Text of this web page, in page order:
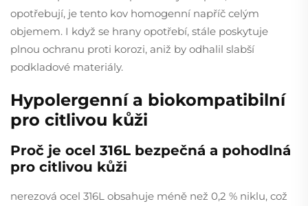
opotřebují, je tento kov homogenní napříč celým
objemem. I když se hrany opotřebí, stále poskytuje
plnou ochranu proti korozi, aniž by odhalil slabší
podkladové materiály.
Hypolergenní a biokompatibilní
pro citlivou kůži
Proč je ocel 316L bezpečná a pohodlná
pro citlivou kůži
nerezová ocel 316L obsahuje méně než 0,2 % niklu, což